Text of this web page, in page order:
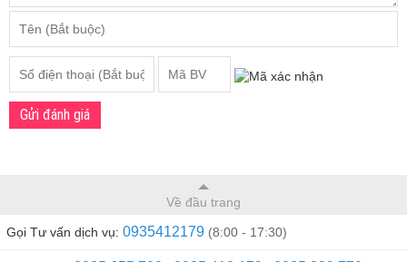
Gửi đánh giá
Về đầu trang
Gọi Tư vấn dịch vụ: 0935412179 (8:00 - 17:30)